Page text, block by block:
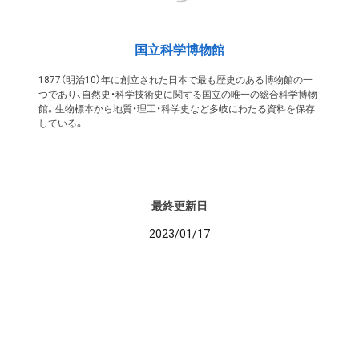
国立科学博物館
1877（明治10）年に創立された日本で最も歴史のある博物館の一
つであり、自然史・科学技術史に関する国立の唯一の総合科学博物
館。生物標本から地質・理工・科学史など多岐にわたる資料を保存
している。
最終更新日
2023/01/17